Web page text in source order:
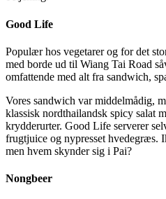
Good Life
Populær hos vegetarer og for det
med borde ud til Wiang Tai Road
omfattende med alt fra sandwich,
Vores sandwich var middelmådig,
klassisk nordthailandsk spicy salat
krydderurter. Good Life serverer
frugtjuice og nypresset hvedegræs.
men hvem skynder sig i Pai?
Nongbeer